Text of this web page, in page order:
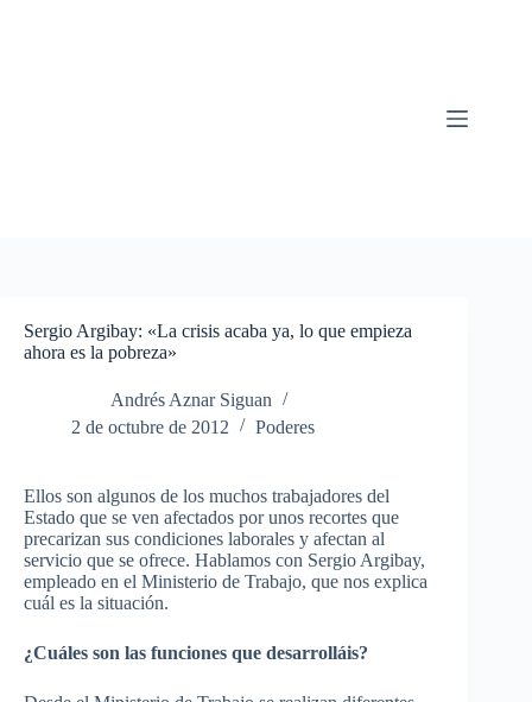
Sergio Argibay: «La crisis acaba ya, lo que empieza
ahora es la pobreza»
Andrés Aznar Siguan
2 de octubre de 2012
Poderes
Ellos son algunos de los muchos trabajadores del
Estado que se ven afectados por unos recortes que
precarizan sus condiciones laborales y afectan al
servicio que se ofrece. Hablamos con Sergio Argibay,
empleado en el Ministerio de Trabajo, que nos explica
cuál es la situación.
¿Cuáles son las funciones que desarrolláis?